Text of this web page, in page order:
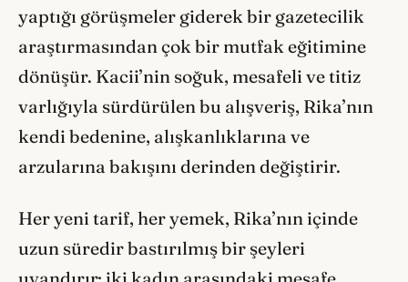
yaptığı görüşmeler giderek bir gazetecilik
araştırmasından çok bir mutfak eğitimine
dönüşür. Kacii’nin soğuk, mesafeli ve titiz
varlığıyla sürdürülen bu alışveriş, Rika’nın
kendi bedenine, alışkanlıklarına ve
arzularına bakışını derinden değiştirir.
Her yeni tarif, her yemek, Rika’nın içinde
uzun süredir bastırılmış bir şeyleri